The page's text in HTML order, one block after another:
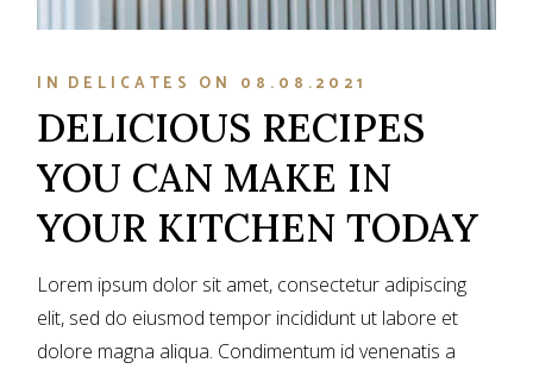
IN DELICATES ON 08.08.2021
DELICIOUS RECIPES
YOU CAN MAKE IN
YOUR KITCHEN TODAY
Lorem ipsum dolor sit amet, consectetur adipiscing
elit, sed do eiusmod tempor incididunt ut labore et
dolore magna aliqua. Condimentum id venenatis a